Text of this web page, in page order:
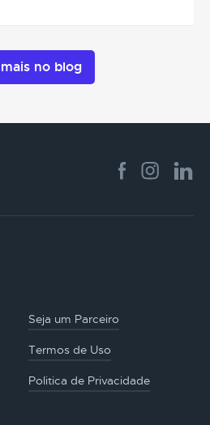
no blog
Seja um Parceiro
Termos de Uso
Politica de Privacidade